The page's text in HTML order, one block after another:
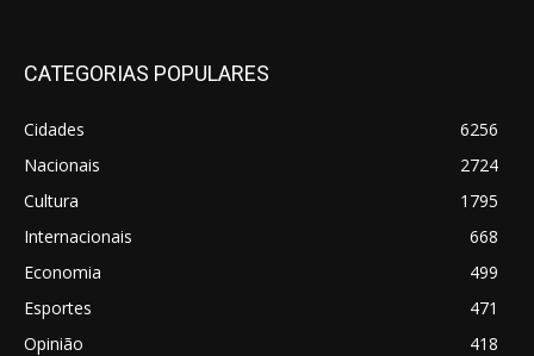
CATEGORIAS POPULARES
Cidades
6256
Nacionais
2724
Cultura
1795
Internacionais
668
Economia
499
Esportes
471
Opinião
418